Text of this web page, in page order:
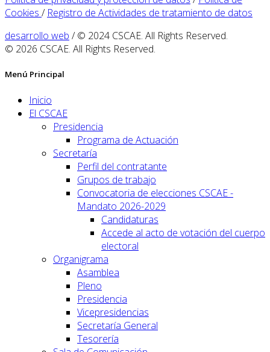
Cookies / Registro de Actividades de tratamiento de datos
desarrollo web / © 2024 CSCAE. All Rights Reserved.
© 2026 CSCAE. All Rights Reserved.
Menú Principal
Inicio
El CSCAE
Presidencia
Programa de Actuación
Secretaría
Perfil del contratante
Grupos de trabajo
Convocatoria de elecciones CSCAE -
Mandato 2026-2029
Candidaturas
Accede al acto de votación del cuerpo
electoral
Organigrama
Asamblea
Pleno
Presidencia
Vicepresidencias
Secretaría General
Tesorería